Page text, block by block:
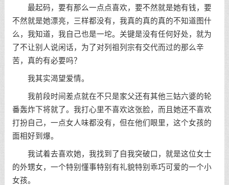
最起码，要有那么一点点喜欢，要不然就是她有钱，要
不然就是她漂亮，三样都没有，我真的真的真的不知道图什
么，我知道，我自己也是一坨。关键是没有任何好处，就为
了不让别人说闲话，为了对列祖列宗有交代而过的那么辛
苦，真的有必要吗？
我其实渴望爱情。
我前段时间差点就在不只是家父还有其他三姑六婆的轮
番轰炸下将就了。我打心里不喜欢这张脸，而且她还不喜欢
打扮自己，一点女人味都没有，但在他们眼里，这个女孩的
面相好到爆。
我试着去喜欢她，我找到了自我突破口，就是这位女士
的外甥女，一个特别懂事特别有礼貌特别乖巧可爱的一个小
女孩。